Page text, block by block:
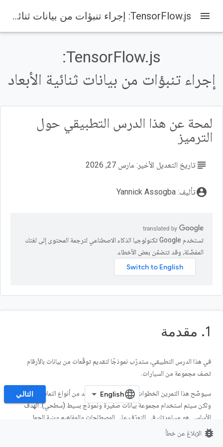
Codelabs
ما ستتعلمه
المتطلبات
menu ‫TensorFlow.js: إجراء تنبؤات من بيانات ثنائية الأبعاد
‫TensorFlow.js:
إجراء تنبؤات من بيانات ثنائية الأبعاد
لمحة عن هذا الدرس التطبيقي حول
الترميز
subject تاريخ التعديل الأخير: مارس 27, 2026
account_circleتأليف: Yannick Assogba
تستخدم Google تكنولوجيا الذكاء الاصطناعي لترجمة المحتوى إلى لغتك
المفضّلة، وقد تتضمّن بعض الأخطاء.
1. مقدمة
في هذا الدرس التطبيقي، ستدرّب نموذجًا لتقديم توقّعات من بيانات بالأرقام
تصف مجموعة من السيارات.
سيوضّح هذا التمرين الخطوات الشائعة لتدريب العديد من أنواع النماذج المختلفة،
ولكن سيتم استخدام مجموعة بيانات صغيرة ونموذج بسيط (سطحي). الهدف
الأساسي هو مساعدتك في التعرّف على المصطلحات والمفاهيم وبنية الجمل
التالي
bug_report الإبلاغ عن خطأ